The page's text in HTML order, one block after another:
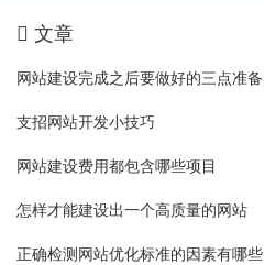
 文章
网站建设完成之后要做好的三点准备
支招网站开发小技巧
网站建设费用都包含哪些项目
怎样才能建设出一个高质量的网站
正确检测网站优化标准的因素有哪些